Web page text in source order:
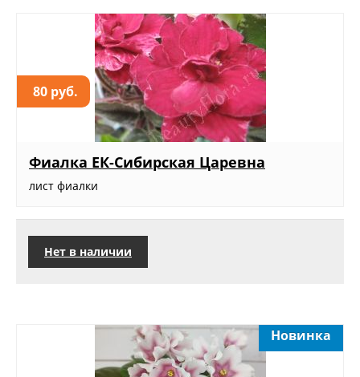
80 руб.
Фиалка ЕК-Сибирская Царевна
лист фиалки
Нет в наличии
Новинка